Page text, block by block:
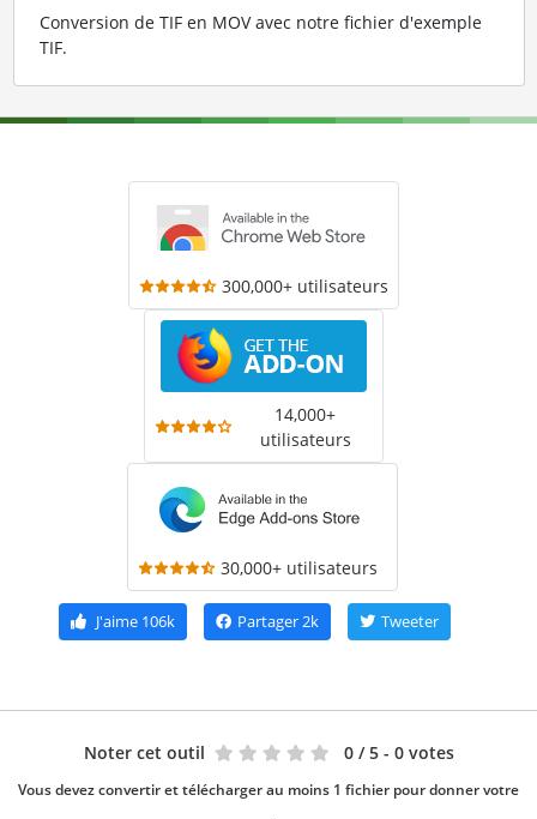
Conversion de TIF en MOV avec notre fichier d'exemple
TIF.
300,000+ utilisateurs
14,000+
utilisateurs
30,000+ utilisateurs
J'aime106k Partager2k Tweeter
Noter cet outil 0 / 5 - 0 votes
Vous devez convertir et télécharger au moins 1 fichier pour donner votre